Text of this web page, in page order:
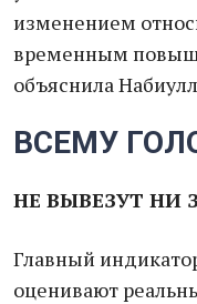
изменением
временным
объяснила
ВСЕМУ
НЕ ВЫВЕЗУТ НИ
Главный
оценивают